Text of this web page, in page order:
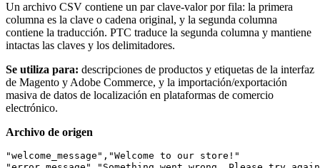
Un archivo CSV contiene un par clave-valor por fila: la primera
columna es la clave o cadena original, y la segunda columna
contiene la traducción. PTC traduce la segunda columna y mantiene
intactas las claves y los delimitadores.
Se utiliza para: descripciones de productos y etiquetas de la interfaz
de Magento y Adobe Commerce, y la importación/exportación
masiva de datos de localización en plataformas de comercio
electrónico.
Archivo de origen
"welcome_message","Welcome to our store!"